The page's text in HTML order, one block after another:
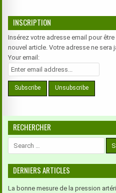
l’article
INSCRIPTION
Insérez votre adresse email pour
nouvel article. Votre adresse ne sera
Your email:
RECHERCHER
DERNIERS ARTICLES
La bonne mesure de la pression